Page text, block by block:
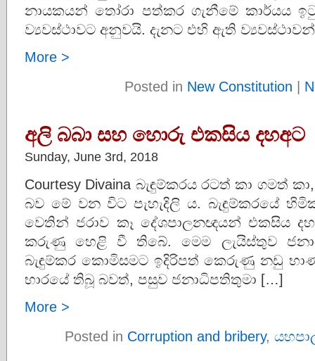
නායකයන් තෝරා පත්කර ගැනීමේ කාර්යය
ව්‍යවස්‌ථාවට අනුවයි. දැනට එහි ඇති
More >
Posted in New Constitution |
අලි බබා සහ හොරු එකසිය දහඅට
Sunday, June 3rd, 2018
Courtesy Divaina බැඳුම්කරය රටත් කා ගමත්
බව මේ වන විට පැහැදිලි ය. බැඳුම්කරයේ
වෙතින් ජරාව කෑ දේශපාලනඥයන් එකසිය
කරුණු හෙළි වී තිබේ. මෙම ලැයිස්‌තුව
බැඳුම්කර කොමිසමට ඉදිරිපත් කෙරුණු නඩු
භාරයේ තිබූ බවත්, පසුව ජනාධිපතිතුමා […]
More >
Posted in Corruption and bribery,